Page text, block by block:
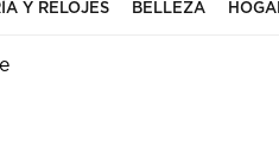
Y RELOJES BELLEZA